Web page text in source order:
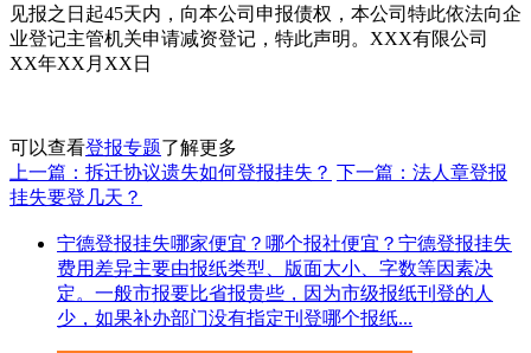
见报之日起45天内，向本公司申报债权，本公司特此依法向企
业登记主管机关申请减资登记，特此声明。XXX有限公司
XX年XX月XX日
可以查看登报专题了解更多
上一篇：拆迁协议遗失如何登报挂失？ 下一篇：法人章登报
挂失要登几天？
宁德登报挂失哪家便宜？哪个报社便宜？宁德登报挂失
费用差异主要由报纸类型、版面大小、字数等因素决
定。一般市报要比省报贵些，因为市级报纸刊登的人
少，如果补办部门没有指定刊登哪个报纸...